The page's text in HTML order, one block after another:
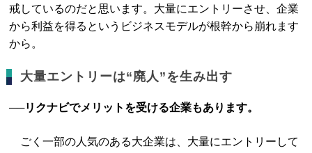
戒しているのだと思います。大量にエントリーさせ、企業
から利益を得るというビジネスモデルが根幹から崩れます
から。
大量エントリーは“廃人”を生み出す
──リクナビでメリットを受ける企業もあります。
ごく一部の人気のある大企業は、大量にエントリーして